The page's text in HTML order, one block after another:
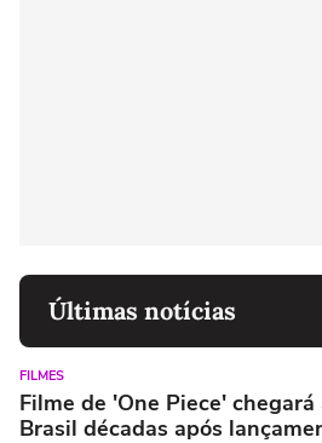
Últimas notícias
FILMES
Filme de 'One Piece'
Brasil décadas após